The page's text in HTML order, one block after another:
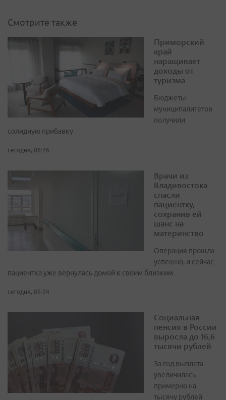
Смотрите также
Приморский
край
наращивает
доходы от
туризма
Бюджеты
муниципалитетов
получили
солидную прибавку
сегодня, 06:26
Врачи из
Владивостока
спасли
пациентку,
сохранив ей
шанс на
материнство
Операция прошла
успешно, и сейчас
пациентка уже вернулась домой к своим близким
сегодня, 05:24
Социальная
пенсия в России
выросла до 16,6
тысячи рублей
За год выплата
увеличилась
примерно на
тысячу рублей